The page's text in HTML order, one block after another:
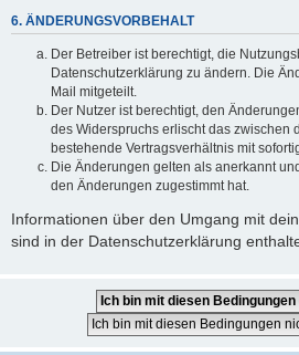
6. ÄNDERUNGSVORBEHALT
Der Betreiber ist berechtigt, die
Datenschutzerklärung zu ändern. Die
Mail mitgeteilt.
Der Nutzer ist berechtigt, den
des Widerspruchs erlischt das zwischen
bestehende Vertragsverhältnis mit
Die Änderungen gelten als anerkannt
den Änderungen zugestimmt hat.
Informationen über den Umgang mit
sind in der Datenschutzerklärung